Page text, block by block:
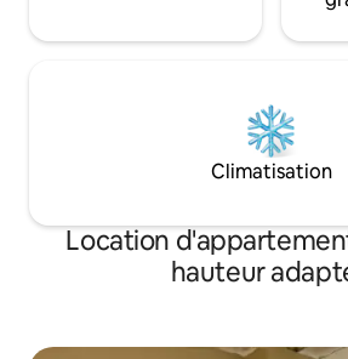
Climatisation
Location
hauteur